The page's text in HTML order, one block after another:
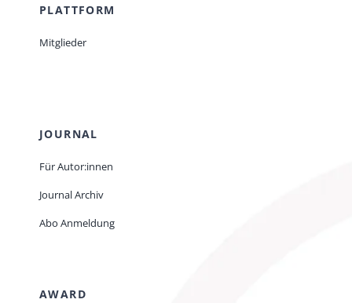
PLATTFORM
Mitglieder
JOURNAL
Für Autor:innen
Journal Archiv
Abo Anmeldung
AWARD